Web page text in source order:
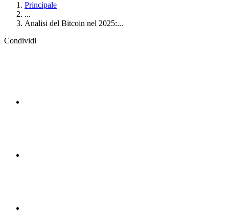
Principale
...
Analisi del Bitcoin nel 2025:...
Condividi